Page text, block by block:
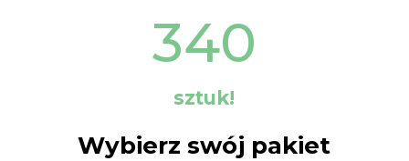
340
sztuk!
Wybierz swój pakiet